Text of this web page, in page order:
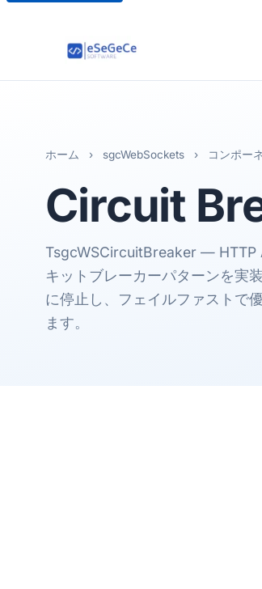
ホーム › sgcWebSockets › コンポー
Circuit
TsgcWSCircuitBreaker ― HTTP
キットブレーカーパターンを実
に停止し、フェイルファストで
ます。